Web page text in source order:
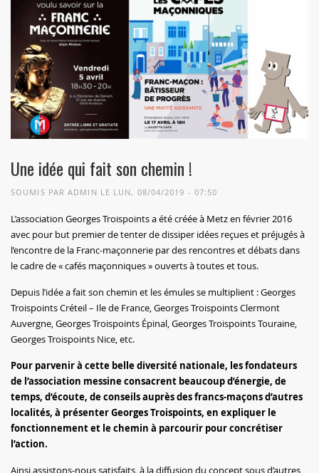
Une idée qui fait son chemin !
SOUMIS PARADMIN LE LUN, 08/04/2019 - 07:50
L’association Georges Troispoints a été créée à Metz en février 2016
avec pour but premier de tenter de dissiper idées reçues et préjugés à
l’encontre de la Franc-maçonnerie par des rencontres et débats dans
le cadre de « cafés maçonniques » ouverts à toutes et tous.
Depuis l’idée a fait son chemin et les émules se multiplient : Georges
Troispoints Créteil – Ile de France, Georges Troispoints Clermont
Auvergne, Georges Troispoints Épinal, Georges Troispoints Touraine,
Georges Troispoints Nice, etc.
Pour parvenir à cette belle diversité nationale, les fondateurs
de l’association messine consacrent beaucoup d’énergie, de
temps, d’écoute, de conseils auprès des francs-maçons d’autres
localités, à présenter Georges Troispoints, en expliquer le
fonctionnement et le chemin à parcourir pour concrétiser
l’action.
Ainsi assistons-nous satisfaits, à la diffusion du concept sous d’autres